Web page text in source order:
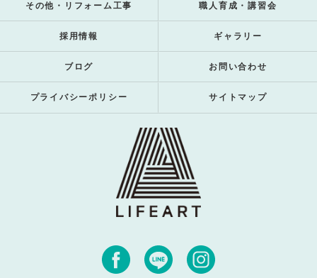
その他・リフォーム工事 職人育成・講習会
採用情報 ギャラリー
ブログ お問い合わせ
プライバシーポリシー サイトマップ